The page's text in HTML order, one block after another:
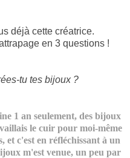
déjà cette créatrice.
en 3 questions !
tu tes bijoux ?
1 an seulement, des bijoux
le cuir pour moi-même
et c'est en réfléchissant à un
m'est venue, un peu par